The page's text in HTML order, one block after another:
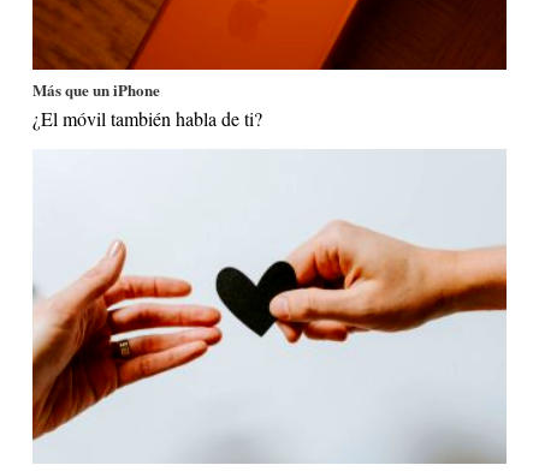
Más que un iPhone
¿El móvil también habla de ti?